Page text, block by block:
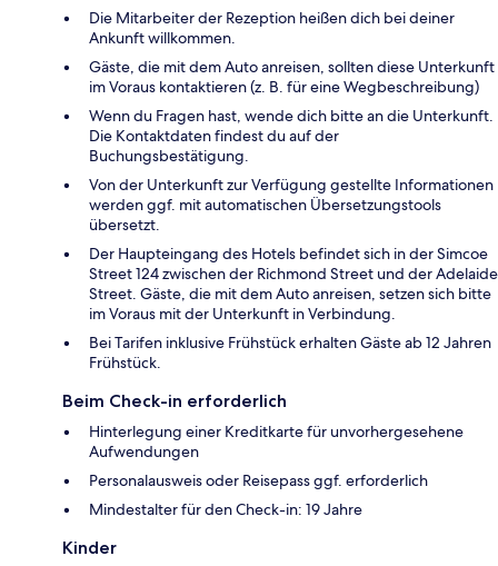
Die Mitarbeiter der Rezeption heißen dich bei deiner
Ankunft willkommen.
Gäste, die mit dem Auto anreisen, sollten diese Unterkunft
im Voraus kontaktieren (z. B. für eine Wegbeschreibung)
Wenn du Fragen hast, wende dich bitte an die Unterkunft.
Die Kontaktdaten findest du auf der
Buchungsbestätigung.
Von der Unterkunft zur Verfügung gestellte Informationen
werden ggf. mit automatischen Übersetzungstools
übersetzt.
Der Haupteingang des Hotels befindet sich in der Simcoe
Street 124 zwischen der Richmond Street und der Adelaide
Street. Gäste, die mit dem Auto anreisen, setzen sich bitte
im Voraus mit der Unterkunft in Verbindung.
Bei Tarifen inklusive Frühstück erhalten Gäste ab 12 Jahren
Frühstück.
Beim Check-in erforderlich
Hinterlegung einer Kreditkarte für unvorhergesehene
Aufwendungen
Personalausweis oder Reisepass ggf. erforderlich
Mindestalter für den Check-in: 19 Jahre
Kinder